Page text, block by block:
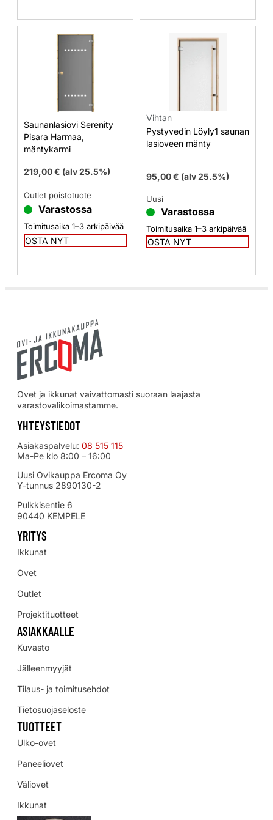
Saunanlasiovi Serenity
Pisara Harmaa,
mäntykarmi
219,00€ (alv 25.5%)
Outlet poistotuote
Varastossa
Toimitusaika 1–3 arkipäivää
OSTA NYT
Vihtan
Pystyvedin Löyly1 saunan
lasioveen mänty
95,00€ (alv 25.5%)
Uusi
Varastossa
Toimitusaika 1–3 arkipäivää
OSTA NYT
Ovet ja ikkunat vaivattomasti suoraan laajasta
varastovalikoimastamme.
YHTEYSTIEDOT
Asiakaspalvelu: 08 515 115
Ma-Pe klo 8:00 – 16:00
Uusi Ovikauppa Ercoma Oy
Y-tunnus 2890130-2
Pulkkisentie 6
90440 KEMPELE
YRITYS
Ikkunat
Ovet
Outlet
Projektituotteet
ASIAKKAALLE
Kuvasto
Jälleenmyyjät
Tilaus- ja toimitusehdot
Tietosuojaseloste
TUOTTEET
Ulko-ovet
Paneeliovet
Väliovet
Ikkunat